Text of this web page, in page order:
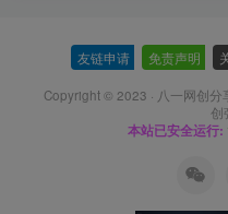
友链申请 免责声明
Copyright © 2023 · 八一网创分
创
本站已安全运行: